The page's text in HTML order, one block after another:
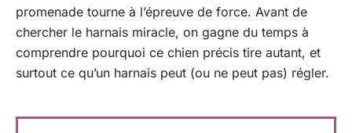
promenade tourne à l’épreuve de force. Avant de
chercher le harnais miracle, on gagne du temps à
comprendre pourquoi ce chien précis tire autant, et
surtout ce qu’un harnais peut (ou ne peut pas) régler.